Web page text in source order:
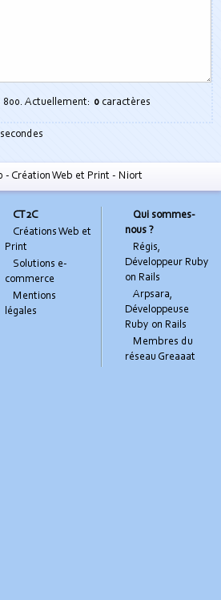
Actuellement: 0caractères
secondes
- Création Web et Print - Niort
CT2C
Créations Web et
Print
Solutions e-
commerce
Mentions
légales
Qui sommes-
nous ?
Régis,
Développeur Ruby
on Rails
Arpsara,
Développeuse
Ruby on Rails
Membres du
réseau Greaaat